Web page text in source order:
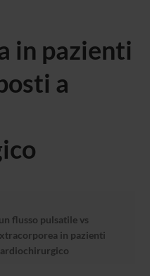
in pazienti
a
flusso pulsatile vs
in pazienti